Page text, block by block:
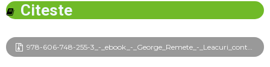
Citeste
978-606-748-255-3_-_ebook_-_George_Remete_-_Leacuri_contra_evlaviei_frg.pdf